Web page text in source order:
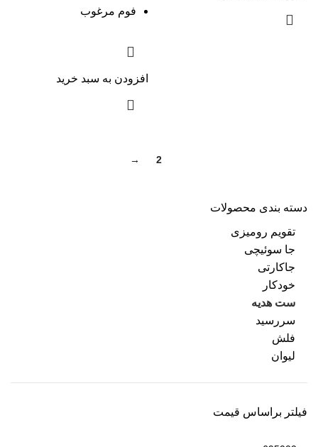
دسته بندی محصولات
تقویم رومیزی
جا سوئیچی
جاکارتی
خودکار
ست هدیه
سررسید
فلش
لیوان
فیلتر براساس قیمت
فوم مرغوب
افزودن به سبد خرید
2
→